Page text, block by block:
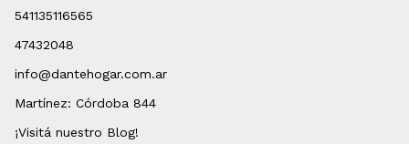
541135116565
47432048
info@dantehogar.com.ar
Martínez: Córdoba 844
¡Visitá nuestro Blog!